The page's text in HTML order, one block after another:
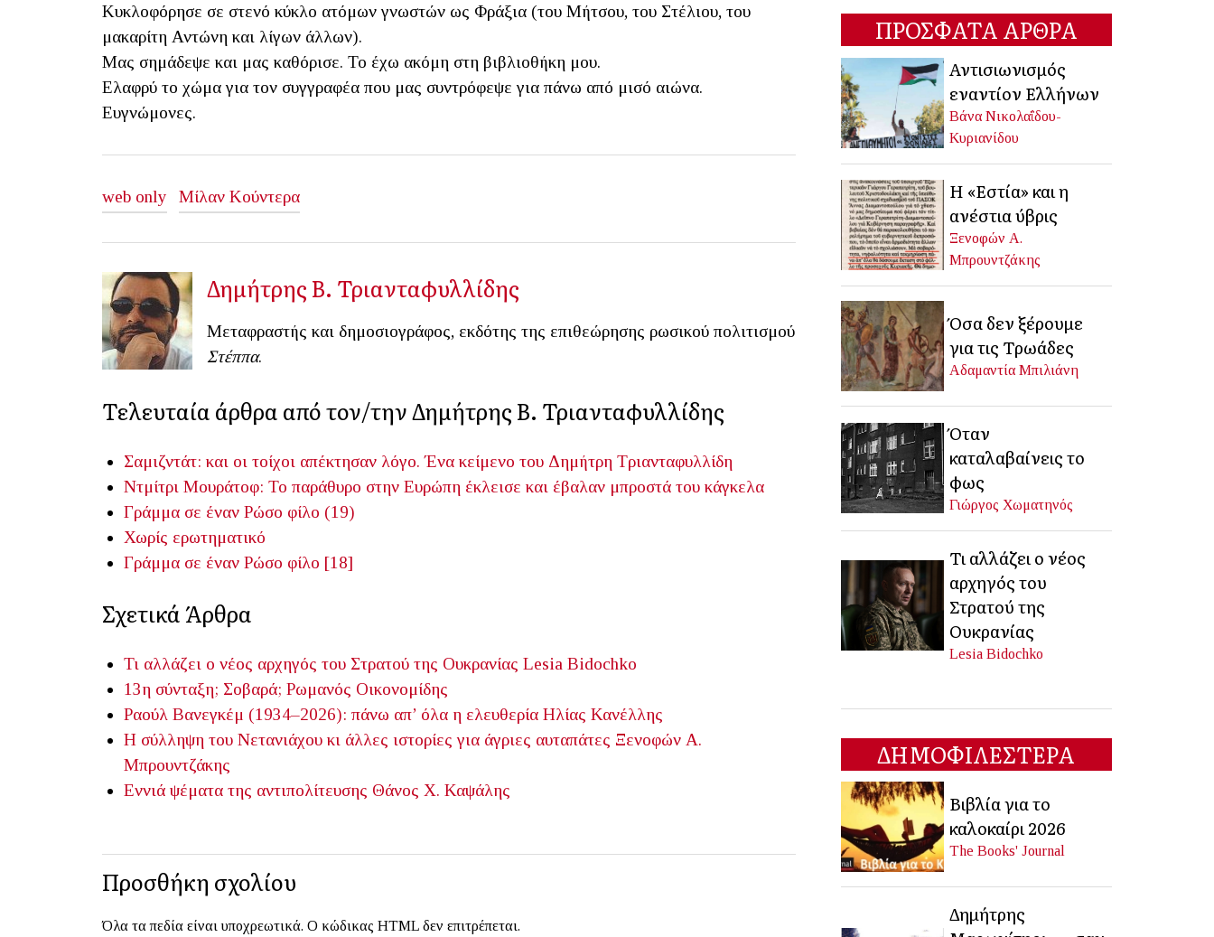
Κυκλοφόρησε σε στενό κύκλο ατόμων γνωστών ως Φράξια (του Μήτσου, του Στέλιου, του
μακαρίτη Αντώνη και λίγων άλλων).
Μας σημάδεψε και μας καθόρισε. Το έχω ακόμη στη βιβλιοθήκη μου.
Ελαφρύ το χώμα για τον συγγραφέα που μας συντρόφεψε για πάνω από μισό αιώνα.
Ευγνώμονες.
web only Μίλαν Κούντερα
Δημήτρης Β. Τριανταφυλλίδης
Μεταφραστής και δημοσιογράφος, εκδότης της επιθεώρησης ρωσικού πολιτισμού
Στέππα.
Τελευταία άρθρα από τον/την Δημήτρης Β. Τριανταφυλλίδης
Σαμιζντάτ: και οι τοίχοι απέκτησαν λόγο. Ένα κείμενο του Δημήτρη Τριανταφυλλίδη
Ντμίτρι Μουράτοφ: Το παράθυρο στην Ευρώπη έκλεισε και έβαλαν μπροστά του κάγκελα
Γράμμα σε έναν Ρώσο φίλο (19)
Χωρίς ερωτηματικό
Γράμμα σε έναν Ρώσο φίλο [18]
Σχετικά Άρθρα
Τι αλλάζει ο νέος αρχηγός του Στρατού της Ουκρανίας Lesia Bidochko
13η σύνταξη; Σοβαρά; Ρωμανός Οικονομίδης
Ραούλ Βανεγκέμ (1934–2026): πάνω απ’ όλα η ελευθερία Ηλίας Κανέλλης
Η σύλληψη του Νετανιάχου κι άλλες ιστορίες για άγριες αυταπάτες Ξενοφών Α.
Μπρουντζάκης
Εννιά ψέματα της αντιπολίτευσης Θάνος Χ. Καψάλης
Προσθήκη σχολίου
Όλα τα πεδία είναι υποχρεωτικά. Ο κώδικας HTML δεν επιτρέπεται.
ΠΡΟΣΦΑΤΑ ΑΡΘΡΑ
Αντισιωνισμός
εναντίον Ελλήνων
Βάνα Νικολαΐδου-
Κυριανίδου
Η «Εστία» και η
ανέστια ύβρις
Ξενοφών Α.
Μπρουντζάκης
Όσα δεν ξέρουμε
για τις Τρωάδες
Αδαμαντία Μπιλιάνη
Όταν
καταλαβαίνεις το
φως
Γιώργος Χωματηνός
Τι αλλάζει ο νέος
αρχηγός του
Στρατού της
Ουκρανίας
Lesia Bidochko
ΔΗΜΟΦΙΛΕΣΤΕΡΑ
Βιβλία για το
καλοκαίρι 2026
The Books' Journal
Δημήτρης